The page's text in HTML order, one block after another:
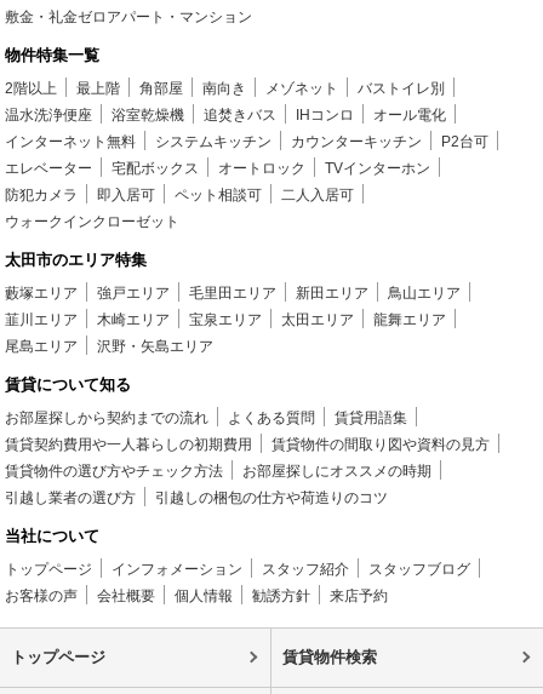
敷金・礼金ゼロアパート・マンション
物件特集一覧
2階以上 最上階 角部屋 南向き メゾネット
バストイレ別
温水洗浄便座
浴室乾燥機 追焚きバス IHコンロ
オール電化
インターネット無料
システムキッチン カウンターキッチン
P2台可
エレベーター
宅配ボックス オートロック
TVインターホン
防犯カメラ
即入居可 ペット相談可
二人入居可
ウォークインクローゼット
太田市のエリア特集
藪塚エリア 強戸エリア 毛里田エリア 新田エリア
鳥山エリア
韮川エリア
木崎エリア 宝泉エリア 太田エリア
龍舞エリア
尾島エリア
沢野・矢島エリア
賃貸について知る
お部屋探しから契約までの流れ よくある質問
賃貸用語集
賃貸契約費用や一人暮らしの初期費用
賃貸物件の間取り図や資料の見方
賃貸物件の選び方やチェック方法
お部屋探しにオススメの時期
引越し業者の選び方
引越しの梱包の仕方や荷造りのコツ
当社について
トップページ インフォメーション スタッフ紹介
スタッフブログ
お客様の声
会社概要 個人情報 勧誘方針 来店予約
トップページ 賃貸物件検索